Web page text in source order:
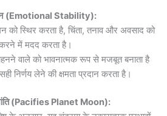
(Emotional Stability):
को स्थिर करता है, चिंता, तनाव और अवसाद को
में मदद करता है।
वाले को भावनात्मक रूप से मजबूत बनाता है
निर्णय लेने की क्षमता प्रदान करता है।
(Pacifies Planet Moon):